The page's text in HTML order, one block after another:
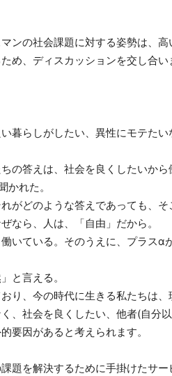
ンの社会課題に対する姿勢は、高
め、ディスカッションを交し合い
暮らしがしたい、異性にモテた
の答えは、社会を良くしたいか
れた。
がどのような答えであっても、
なら、人は、「自由」だから。
いている。そのうえに、プラスα
と言える。
り、今の時代に生きる私たちは
、社会を良くしたい、他者(自分
要因があると考えられます。
題を解決するために手掛けたサー